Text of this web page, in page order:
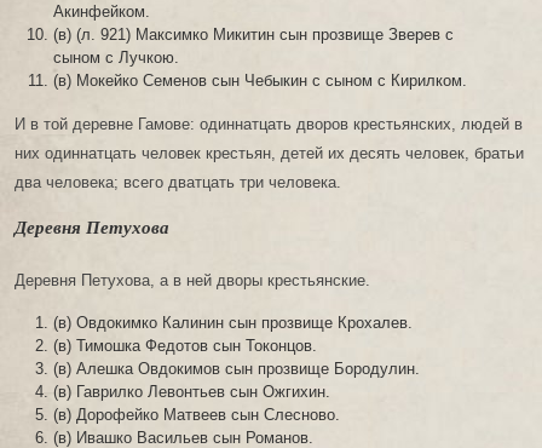
Акинфейком.
(в) (л. 921) Максимко Микитин сын прозвище Зверев с
сыном с Лучкою.
(в) Мокейко Семенов сын Чебыкин с сыном с Кирилком.
И в той деревне Гамове: одиннатцать дворов крестьянских, людей в
них одиннатцать человек крестьян, детей их десять человек, братьи
два человека; всего дватцать три человека.
Деревня Петухова
Деревня Петухова, а в ней дворы крестьянские.
(в) Овдокимко Калинин сын прозвище Крохалев.
(в) Тимошка Федотов сын Токонцов.
(в) Алешка Овдокимов сын прозвище Бородулин.
(в) Гаврилко Левонтьев сын Ожгихин.
(в) Дорофейко Матвеев сын Слесново.
(в) Ивашко Васильев сын Романов.